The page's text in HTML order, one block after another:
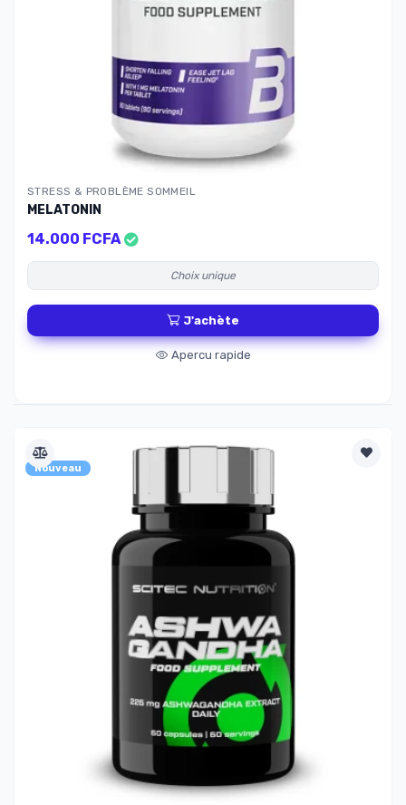
STRESS & PROBLÈME SOMMEIL
MELATONIN
14.000 FCFA
Choix unique
J'achète
Apercu rapide
Nouveau